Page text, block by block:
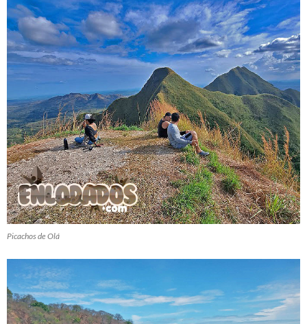
Picachos de Olá